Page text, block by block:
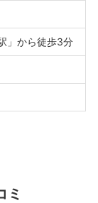
」から徒歩3分
ミ